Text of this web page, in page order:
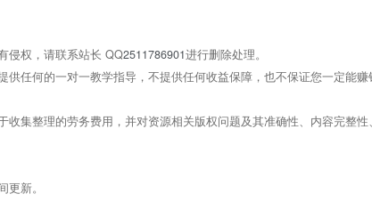
侵权，请联系站长 QQ2511786901进行删除处理。
任何的一对一教学指导，不提供任何收益保障，也不保证您一定能赚
集整理的劳务费用，并对资源相关版权问题及其准确性、内容完整性
新。